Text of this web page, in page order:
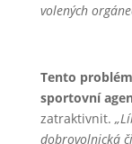
volených
Tento
sportovní
zatraktivnit.
dobrovolnická